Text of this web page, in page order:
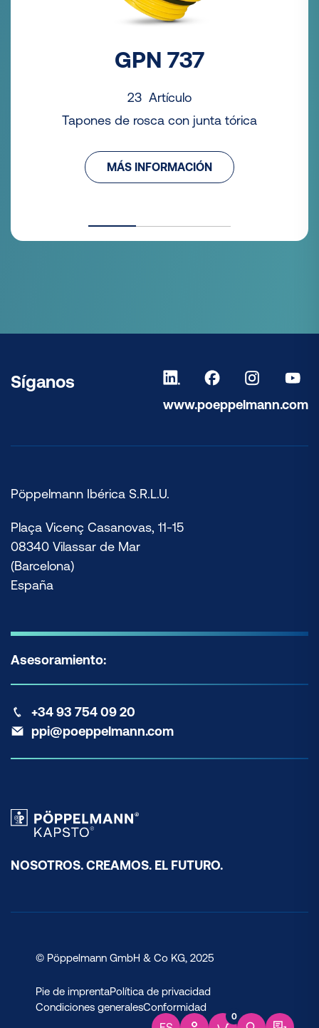
0
GPN 737
23 Artículo
Tapones de rosca con junta tórica
MÁS INFORMACIÓN
Síganos
www.poeppelmann.com
Pöppelmann Ibérica S.R.L.U.
Plaça Vicenç Casanovas, 11-15
08340 Vilassar de Mar
(Barcelona)
España
Asesoramiento:
+34 93 754 09 20
ppi@poeppelmann.com
NOSOTROS. CREAMOS. EL FUTURO.
© Pöppelmann GmbH & Co KG, 2025
Pie de imprentaPolítica de privacidad
Condiciones generalesConformidad